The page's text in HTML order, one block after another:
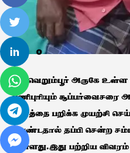
0
திருவெறும்பூர் அருகே
பணிபுரியும் சூப்பர்வைசரை
பணத்தை பறிக்க முயற்சி
திரண்டதால் தப்பி சென்ற
உள்ளது.இது பற்றிய விவரம்